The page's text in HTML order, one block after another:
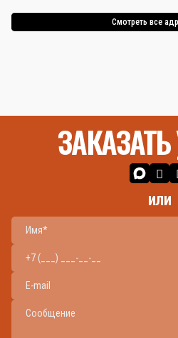
Смотреть все
или